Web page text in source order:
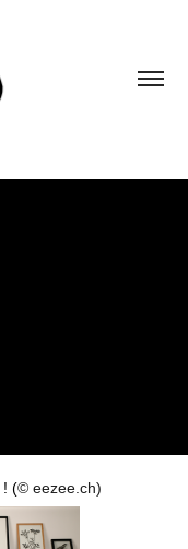
! (© eezee.ch)